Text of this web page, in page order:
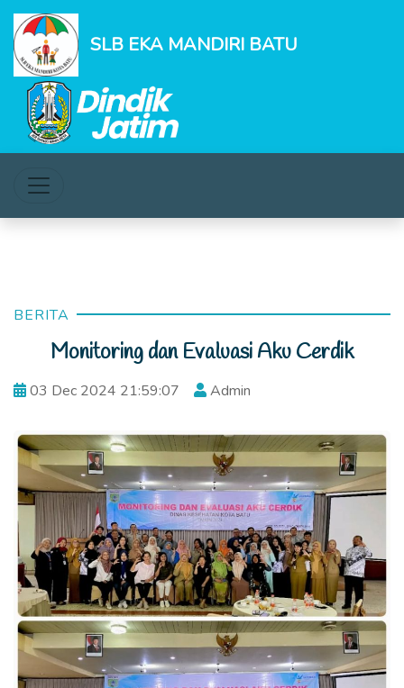
SLB EKA MANDIRI BATU
BERITA
Monitoring dan Evaluasi Aku Cerdik
03 Dec 2024 21:59:07 Admin